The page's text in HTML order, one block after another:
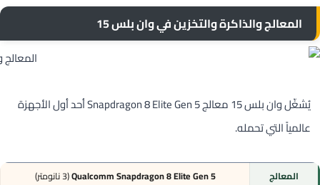
المعالج والذاكرة والتخزين في وان بلس 15
يُشغّل وان بلس 15 معالج Snapdragon 8 Elite Gen 5 أحد أول الأجهزة
عالمياً التي تحمله.
المعالج Qualcomm Snapdragon 8 Elite Gen 5(3 نانومتر)